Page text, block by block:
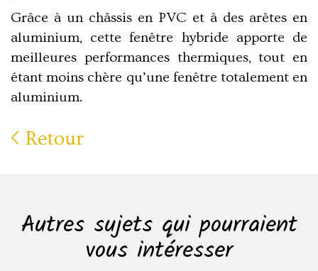
Grâce à un châssis en PVC et à des arêtes en
aluminium, cette fenêtre hybride apporte de
meilleures performances thermiques, tout en
étantmoins chère qu’une fenêtre totalement en
aluminium.
Retour
Autres sujets qui pourraient
vous intéresser